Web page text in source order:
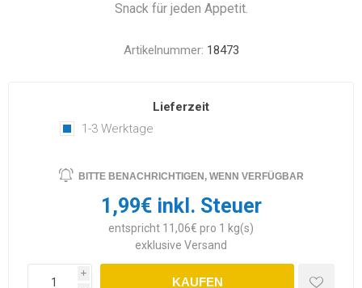
Snack für jeden Appetit.
Artikelnummer: 18473
Lieferzeit
1-3 Werktage
BITTE BENACHRICHTIGEN, WENN VERFÜGBAR
1,99€ inkl. Steuer
entspricht 11,06€ pro 1 kg(s)
exklusive Versand
i
KAUFEN